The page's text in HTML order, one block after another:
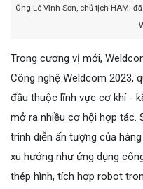
Ông Lê Vĩnh Sơn, chủ tịch HAMI
Trong cương vị mới,
Công nghệ Weldcom 2023,
đầu thuộc lĩnh vực cơ khí -
mở ra nhiều cơ hội hợp tác.
trình diễn ấn tượng của
xu hướng như ứng dụng
thép hình, tích hợp robot